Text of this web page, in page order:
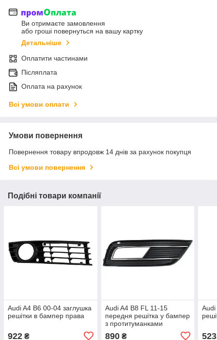
Ви отримаєте замовлення
або гроші повернуться на вашу картку
Детальніше
Оплатити частинами
Післяплата
Оплата на рахунок
Всі умови оплати
Умови повернення
Повернення товару впродовж 14 днів за рахунок покупця
Всі умови повернення
Подібні товари компанії
Audi A4 B6 00-04 заглушка
решітки в бампер права
922 ₴
Audi A4 B8 FL 11-15
передня решітка у бампер
з протитуманками
8K0807682 права ауді А4
890₴
Audi
523